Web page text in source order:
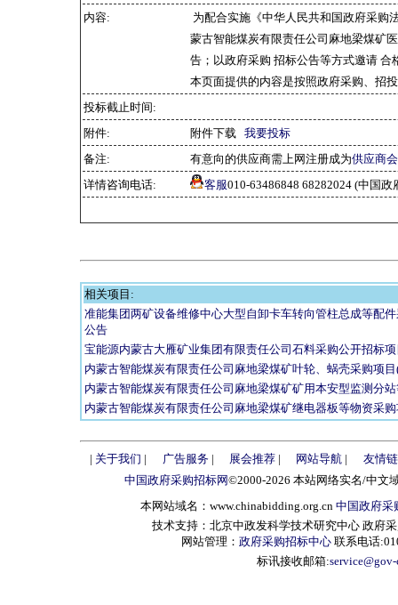
内容:
为配合实施《中华人民共和国政府采购
蒙古智能煤炭有限责任公司麻地梁煤矿
告；以政府采购 招标公告等方式邀请
本页面提供的内容是按照政府采购、招
投标截止时间:
附件:
附件下载 我要投标
备注:
有意向的供应商需上网注册成为供应商
详情咨询电话:
客服010-63486848 68282024 (中国
相关项目:
准能集团两矿设备维修中心大型自卸卡车转向管柱总成等配
公告
宝能源内蒙古大雁矿业集团有限责任公司石料采购公开招标
内蒙古智能煤炭有限责任公司麻地梁煤矿叶轮、蜗壳采购项
内蒙古智能煤炭有限责任公司麻地梁煤矿矿用本安型监测分
内蒙古智能煤炭有限责任公司麻地梁煤矿继电器板等物资采
| 关于我们 | 广告服务| 展会推荐| 网站导航 |
友情
中国政府采购招标网©2000-2026 本站网络实名/中文
本网站域名：www.chinabidding.org.cn 中国政府采
技术支持：北京中政发科学技术研究中心 政府
网站管理： 政府采购招标中心 联系电话
标讯接收邮箱: